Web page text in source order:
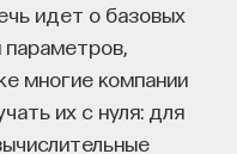
идет о базовых
многие компании
их с нуля: для